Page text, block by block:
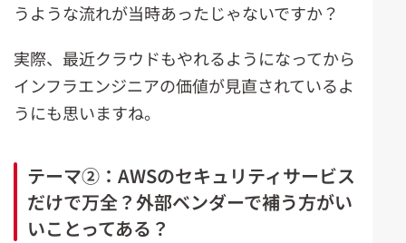
うような流れが当時あったじゃないですか？
実際、最近クラウドもやれるようになってから
インフラエンジニアの価値が見直されているよ
うにも思いますね。
テーマ②：AWSのセキュリティサービス
だけで万全？外部ベンダーで補う方がい
いことってある？